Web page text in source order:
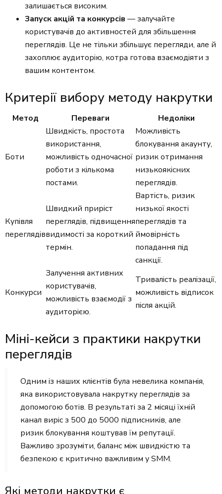
залишається високим.
Запуск акцій та конкурсів — залучайте
користувачів до активностей для збільшення
переглядів. Це не тільки збільшує перегляди, але й
захоплює аудиторію, котра готова взаємодіяти з
вашим контентом.
Критерії вибору методу накрутки
Метод Переваги Недоліки
Боти
Швидкість, простота
використання,
можливість одночасної
роботи з кількома
постами.
Можливість
блокування акаунту,
ризик отримання
низькоякісних
переглядів.
Купівля
переглядів
Швидкий приріст
переглядів, підвищення
видимості за короткий
термін.
Вартість, ризик
низької якості
переглядів та
ймовірність
попадання під
санкції.
Конкурси
Залучення активних
користувачів,
можливість взаємодії з
аудиторією.
Тривалість реалізації,
можливість відписок
після акцій.
Міні-кейси з практики накрутки
переглядів
Одним із наших клієнтів була невелика компанія,
яка використовувала накрутку переглядів за
допомогою ботів. В результаті за 2 місяці їхній
канал виріс з 500 до 5000 підписників, але
ризик блокування коштував їм репутації.
Важливо зрозуміти, баланс між швидкістю та
безпекою є критично важливим у SMM.